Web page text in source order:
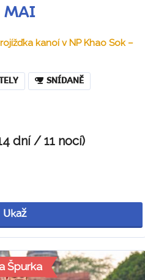
MAI
kanoí v NP Khao Sok –
SNÍDANĚ
dní / 11 nocí)
Ukaž
Špurka